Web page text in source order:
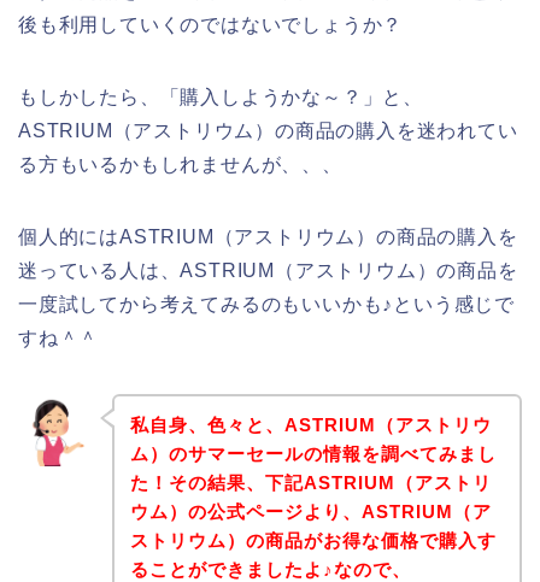
後も利用していくのではないでしょうか？
もしかしたら、「購入しようかな～？」と、
ASTRIUM（アストリウム）の商品の購入を迷われてい
る方もいるかもしれませんが、、、
個人的にはASTRIUM（アストリウム）の商品の購入を
迷っている人は、ASTRIUM（アストリウム）の商品を
一度試してから考えてみるのもいいかも♪という感じで
すね＾＾
私自身、色々と、ASTRIUM（アストリウ
ム）のサマーセールの情報を調べてみまし
た！その結果、下記ASTRIUM（アストリ
ウム）の公式ページより、ASTRIUM（ア
ストリウム）の商品がお得な価格で購入す
ることができましたよ♪なので、